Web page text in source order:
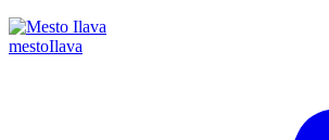
mestoIlava